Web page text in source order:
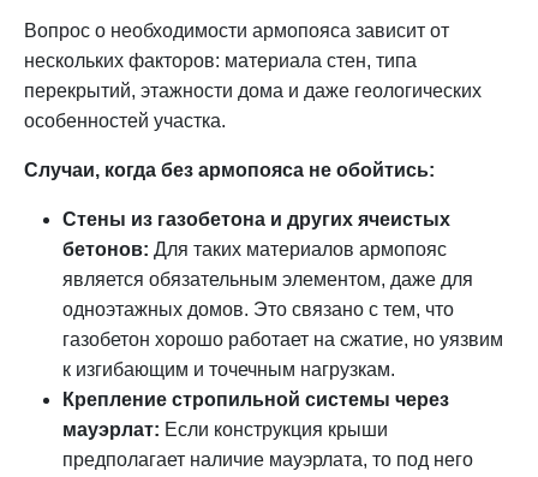
Вопрос о необходимости армопояса зависит от
нескольких факторов: материала стен, типа
перекрытий, этажности дома и даже геологических
особенностей участка.
Случаи, когда без армопояса не обойтись:
Стены из газобетона и других ячеистых
бетонов: Для таких материалов армопояс
является обязательным элементом, даже для
одноэтажных домов. Это связано с тем, что
газобетон хорошо работает на сжатие, но уязвим
к изгибающим и точечным нагрузкам.
Крепление стропильной системы через
мауэрлат: Если конструкция крыши
предполагает наличие мауэрлата, то под него